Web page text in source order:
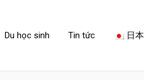
Du học sinh Tin tức 日